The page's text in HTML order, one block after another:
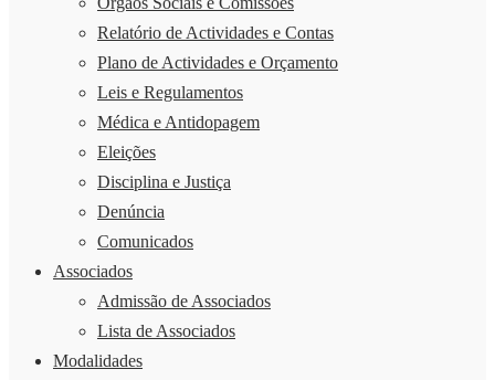
Relatório de Actividades e Contas
Plano de Actividades e Orçamento
Leis e Regulamentos
Médica e Antidopagem
Eleições
Disciplina e Justiça
Denúncia
Comunicados
Associados
Admissão de Associados
Lista de Associados
Modalidades